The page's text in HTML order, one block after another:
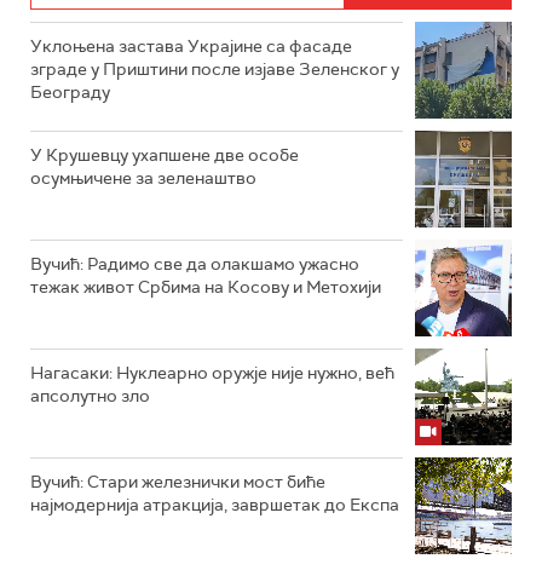
Уклоњена застава Украјине са фасаде
зграде у Приштини после изјаве Зеленског у
Београду
У Крушевцу ухапшене две особе
осумњичене за зеленаштво
Вучић: Радимо све да олакшамо ужасно
тежак живот Србима на Косову и Метохији
Нагасаки: Нуклеарно оружје није нужно, већ
апсолутно зло
Вучић: Стари железнички мост биће
најмодернија атракција, завршетак до Експа